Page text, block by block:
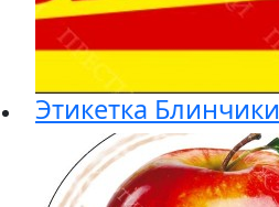
Этикетка Блинчики